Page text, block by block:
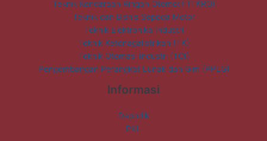
Teknik Kendaraan Ringan Otomotif (TKRO)
Teknik dan Bisnis Sepeda Motor
Teknik Elektronika Industri
Teknik Ketenagalistrikan (TK)
Teknik Otomasi Industri (TOI)
Pengembangan Perangkat Lunak dan Gim (PPLG)
Informasi
Dapodik
PKL